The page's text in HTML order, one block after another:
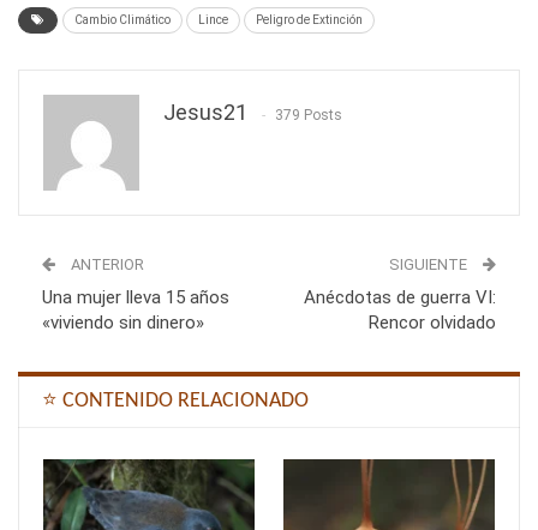
Cambio Climático Lince Peligro de Extinción
Jesus21 379 Posts
ANTERIOR
Una mujer lleva 15 años
«viviendo sin dinero»
SIGUIENTE
Anécdotas de guerra VI:
Rencor olvidado
⭐ CONTENIDO RELACIONADO